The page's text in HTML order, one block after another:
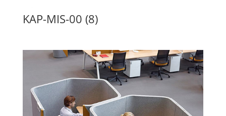
KAP-MIS-00 (8)